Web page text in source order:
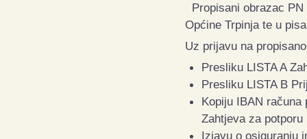
Propisani obrazac
Općine Trpinja te u
Uz prijavu na
Presliku LISTA A
Presliku LISTA B
Kopiju IBAN računa
Zahtjeva za potporu
Izjavu o osiguranju